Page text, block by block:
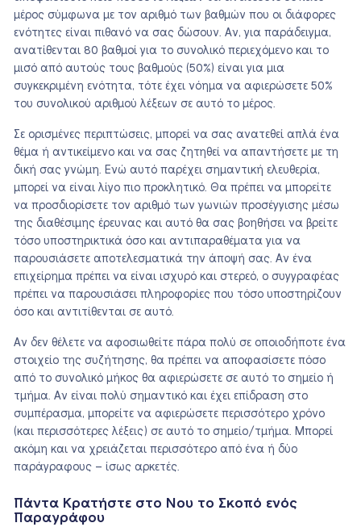
μέρος σύμφωνα με τον αριθμό των βαθμών που οι διάφορες
ενότητες είναι πιθανό να σας δώσουν. Αν, για παράδειγμα,
ανατίθενται 80 βαθμοί για το συνολικό περιεχόμενο και το
μισό από αυτούς τους βαθμούς (50%) είναι για μια
συγκεκριμένη ενότητα, τότε έχει νόημα να αφιερώσετε 50%
του συνολικού αριθμού λέξεων σε αυτό το μέρος.
Σε ορισμένες περιπτώσεις, μπορεί να σας ανατεθεί απλά ένα
θέμα ή αντικείμενο και να σας ζητηθεί να απαντήσετε με τη
δική σας γνώμη. Ενώ αυτό παρέχει σημαντική ελευθερία,
μπορεί να είναι λίγο πιο προκλητικό. Θα πρέπει να μπορείτε
να προσδιορίσετε τον αριθμό των γωνιών προσέγγισης μέσω
της διαθέσιμης έρευνας και αυτό θα σας βοηθήσει να βρείτε
τόσο υποστηρικτικά όσο και αντιπαραθέματα για να
παρουσιάσετε αποτελεσματικά την άποψή σας. Αν ένα
επιχείρημα πρέπει να είναι ισχυρό και στερεό, ο συγγραφέας
πρέπει να παρουσιάσει πληροφορίες που τόσο υποστηρίζουν
όσο και αντιτίθενται σε αυτό.
Αν δεν θέλετε να αφοσιωθείτε πάρα πολύ σε οποιοδήποτε ένα
στοιχείο της συζήτησης, θα πρέπει να αποφασίσετε πόσο
από το συνολικό μήκος θα αφιερώσετε σε αυτό το σημείο ή
τμήμα. Αν είναι πολύ σημαντικό και έχει επίδραση στο
συμπέρασμα, μπορείτε να αφιερώσετε περισσότερο χρόνο
(και περισσότερες λέξεις) σε αυτό το σημείο/τμήμα. Μπορεί
ακόμη και να χρειάζεται περισσότερο από ένα ή δύο
παράγραφους – ίσως αρκετές.
Πάντα Κρατήστε στο Νου το Σκοπό ενός
Παραγράφου